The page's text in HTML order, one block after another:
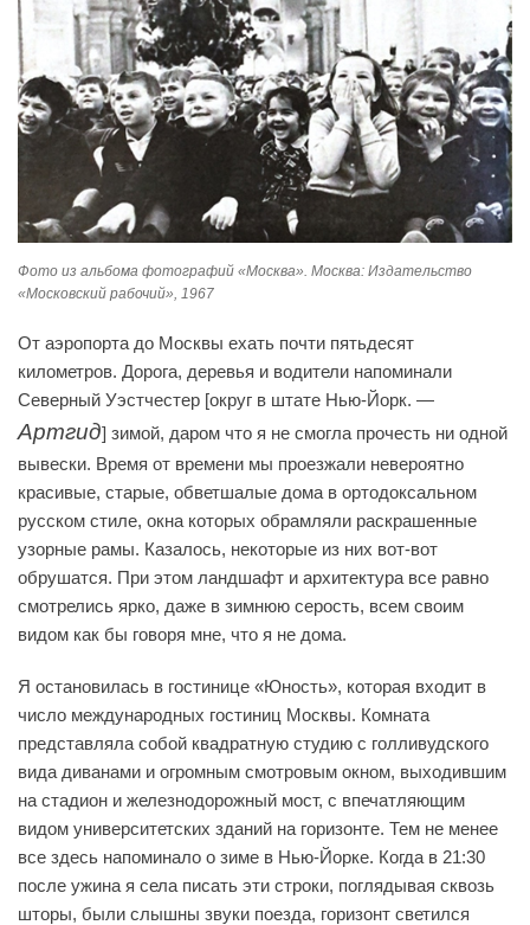
Фото из альбома фотографий «Москва». Москва: Издательство
«Московский рабочий», 1967
От аэропорта до Москвы ехать почти пятьдесят
километров. Дорога, деревья и водители напоминали
Северный Уэстчестер [округ в штате Нью-Йорк. —
Артгид] зимой, даром что я не смогла прочесть ни одной
вывески. Время от времени мы проезжали невероятно
красивые, старые, обветшалые дома в ортодоксальном
русском стиле, окна которых обрамляли раскрашенные
узорные рамы. Казалось, некоторые из них вот-вот
обрушатся. При этом ландшафт и архитектура все равно
смотрелись ярко, даже в зимнюю серость, всем своим
видом как бы говоря мне, что я не дома.
Я остановилась в гостинице «Юность», которая входит в
число международных гостиниц Москвы. Комната
представляла собой квадратную студию с голливудского
вида диванами и огромным смотровым окном, выходившим
на стадион и железнодорожный мост, с впечатляющим
видом университетских зданий на горизонте. Тем не менее
все здесь напоминало о зиме в Нью-Йорке. Когда в 21:30
после ужина я села писать эти строки, поглядывая сквозь
шторы, были слышны звуки поезда, горизонт светился